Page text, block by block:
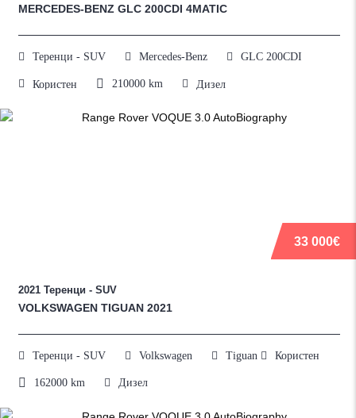
MERCEDES-BENZ GLC 200CDI 4MATIC
Теренци - SUV Mercedes-Benz GLC 200CDI
Користен 210000 km Дизел
33 000€
2021 Теренци - SUV
VOLKSWAGEN TIGUAN 2021
Теренци - SUV Volkswagen Tiguan Користен
162000 km Дизел